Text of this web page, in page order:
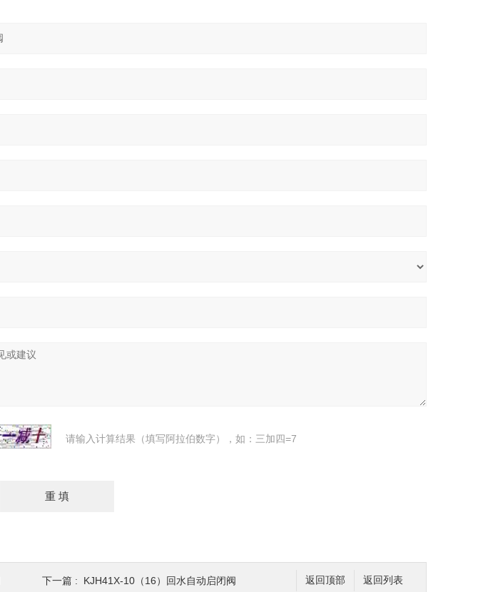
请输入计算结果（填写阿拉伯数字），如：三加四=7
返回列表
返回顶部
下一篇 : KJH41X-10（16）回水自动启闭阀